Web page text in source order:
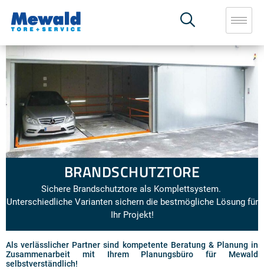
BRANDSCHUTZTORE
Sichere Brandschutztore als Komplettsystem.
Unterschiedliche Varianten sichern die bestmögliche Lösung für
Ihr Projekt!
Als verlässlicher Partner sind kompetente Beratung & Planung in
Zusammenarbeit mit Ihrem Planungsbüro für Mewald
selbstverständlich!